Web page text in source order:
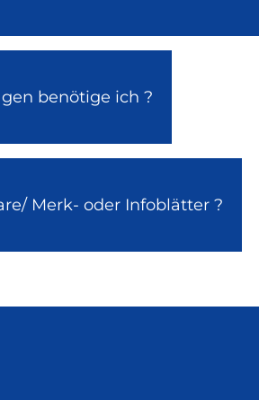
benötige ich ?
Merk- oder Infoblätter ?